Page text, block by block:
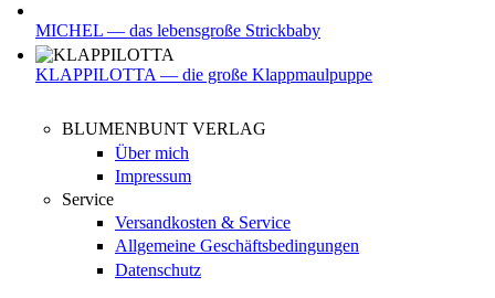
MICHEL — das lebensgroße Strickbaby
KLAPPILOTTA — die große Klappmaulpuppe
BLUMENBUNT VERLAG
Über mich
Impressum
Service
Versandkosten & Service
Allgemeine Geschäftsbedingungen
Datenschutz